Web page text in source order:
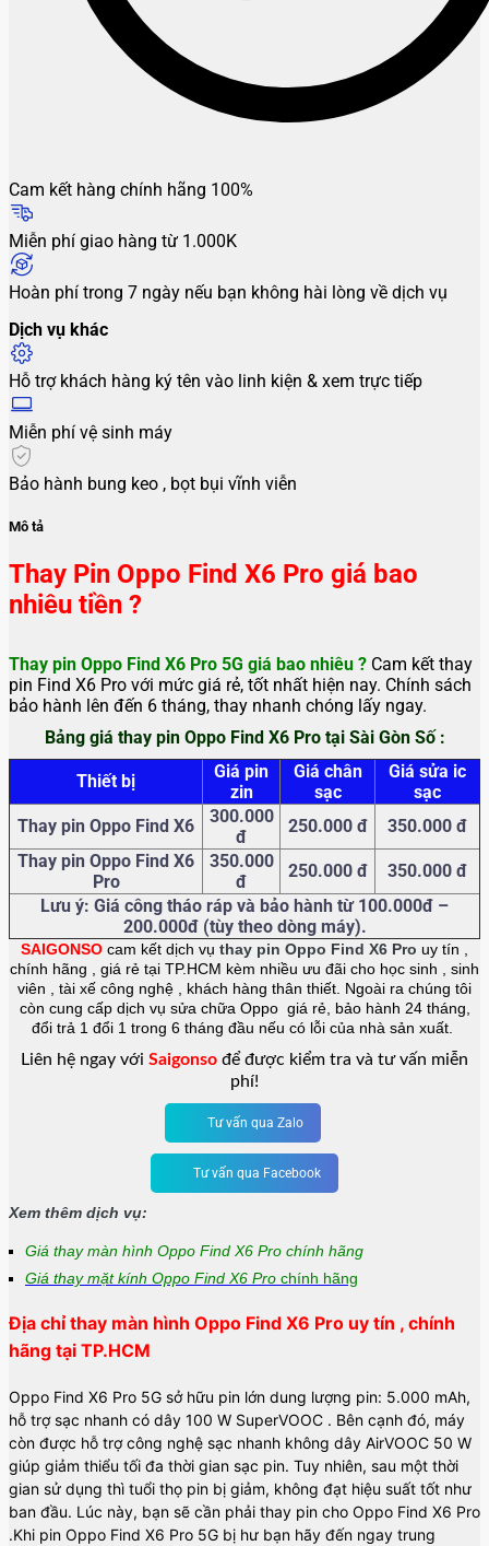
Cam kết hàng chính hãng 100%
Miễn phí giao hàng từ 1.000K
Hoàn phí trong 7 ngày nếu bạn không hài lòng về dịch vụ
Dịch vụ khác
Hỗ trợ khách hàng ký tên vào linh kiện & xem trực tiếp
Miễn phí vệ sinh máy
Bảo hành bung keo , bọt bụi vĩnh viễn
Mô tả
Thay Pin Oppo Find X6 Pro giá bao
nhiêu tiền ?
Thay pin Oppo Find X6 Pro 5G giá bao nhiêu ? Cam kết thay
pin Find X6 Pro với mức giá rẻ, tốt nhất hiện nay. Chính sách
bảo hành lên đến 6 tháng, thay nhanh chóng lấy ngay.
Bảng giá thay pin Oppo Find X6 Pro tại Sài Gòn Số :
Thiết bị
Giá pin
zin
Giá chân
sạc
Giá sửa ic
sạc
Thay pin Oppo Find X6
300.000
đ
250.000 đ
350.000 đ
Thay pin Oppo Find X6
Pro
350.000
đ
250.000 đ
350.000 đ
Lưu ý: Giá công tháo ráp và bảo hành từ 100.000đ –
200.000đ (tùy theo dòng máy).
SAIGONSO cam kết dịch vụ thay pin Oppo Find X6 Pro uy tín ,
chính hãng , giá rẻ tại TP.HCM kèm nhiều ưu đãi cho học sinh , sinh
viên , tài xế công nghệ , khách hàng thân thiết. Ngoài ra chúng tôi
còn cung cấp dịch vụ sửa chữa Oppo giá rẻ, bảo hành 24 tháng,
đổi trả 1 đổi 1 trong 6 tháng đầu nếu có lỗi của nhà sản xuất.
Liên hệ ngay với Saigonso để được kiểm tra và tư vấn miễn
phí!
Tư vấn qua Zalo
Tư vấn qua Facebook
Xem thêm dịch vụ:
Giá thay màn hình Oppo Find X6 Pro chính hãng
Giá thay mặt kính Oppo Find X6 Pro chính hãng
Địa chỉ thay màn hình Oppo Find X6 Pro uy tín , chính
hãng tại TP.HCM
Oppo Find X6 Pro 5G sở hữu pin lớn dung lượng pin: 5.000 mAh,
hỗ trợ sạc nhanh có dây 100 W SuperVOOC . Bên cạnh đó, máy
còn được hỗ trợ công nghệ sạc nhanh không dây AirVOOC 50 W
giúp giảm thiểu tối đa thời gian sạc pin. Tuy nhiên, sau một thời
gian sử dụng thì tuổi thọ pin bị giảm, không đạt hiệu suất tốt như
ban đầu. Lúc này, bạn sẽ cần phải thay pin cho Oppo Find X6 Pro
.Khi pin Oppo Find X6 Pro 5G bị hư bạn hãy đến ngay trung